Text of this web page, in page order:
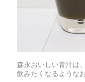
森永おいしい青汁は
飲みたくなるような